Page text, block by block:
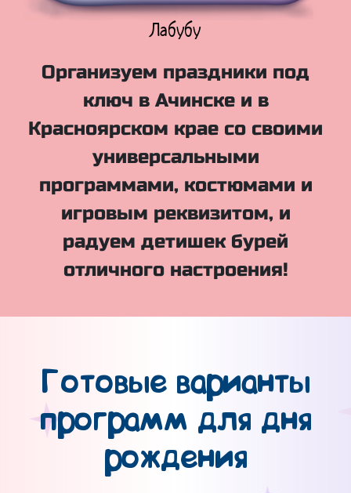
Куклы Лол
Организуем праздники под
ключ в Ачинске и в
Красноярском крае со своими
универсальными
программами, костюмами и
игровым реквизитом, и
радуем детишек бурей
отличного настроения!
Готовые варианты
программ для дня
рождения